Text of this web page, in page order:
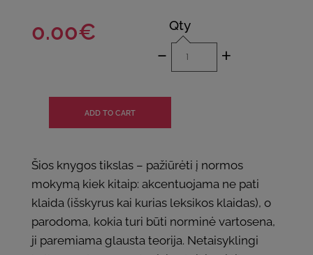
0.00€ Qty
- +
Šios knygos tikslas – pažiūrėti į normos
mokymą kiek kitaip: akcentuojama ne pati
klaida (išskyrus kai kurias leksikos klaidas), o
parodoma, kokia turi būti norminė vartosena,
ji paremiama glausta teorija. Netaisyklingi